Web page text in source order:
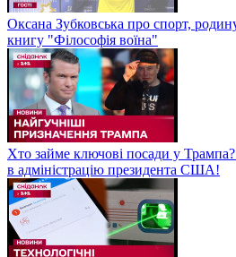
Оксана Зубковська про спорт,
книгу "Філософія воїна"
Хто займе ключові посади у
в адміністрацію президента США!